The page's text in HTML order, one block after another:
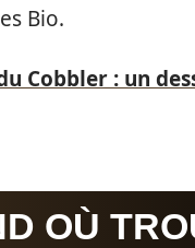
Bio.
Cobbler : un
OÙ